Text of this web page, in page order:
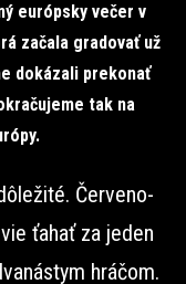
európsky večer v
začala gradovať už
dokázali prekonať
tak na
Červeno-
ťahať za jeden
hráčom.